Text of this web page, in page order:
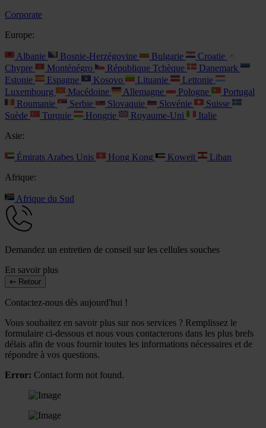
Corporate
Europe:
Albanie Bosnie-Herzégovine Bulgarie
Croatie
Chypre
Monténégro République Tchèque
Danemark
Estonie
Espagne Kosovo Lituanie
Lettonie
Luxembourg
Macédoine Allemagne Pologne
Portugal
Roumanie
Serbie Slovaquie Slovénie
Suisse
Suède
Turquie Hongrie Royaume-Uni
Italie
Asie:
Émirats Arabes Unis Hong Kong Koweït
Liban
Afrique:
Afrique du Sud
Demandez un entretien de conseil sur les cellules souches
En savoir plus
Retour
Contactez-nous dès aujourd'hui !
Vous souhaitez en savoir plus sur nos services ? Remplissez le
formulaire ci-dessous et nous vous contacterons dans les plus brefs
délais afin de vous fournir toutes les informations nécessaires et de
répondre à vos questions.
Error: Contact form not found.